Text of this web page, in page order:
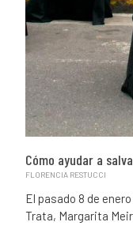
Cómo ayudar a
FLORENCIA RESTUCCI
El pasado 8 de
Trata, Margarita